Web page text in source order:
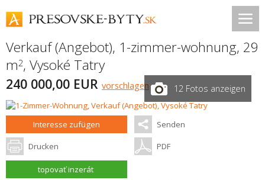
Verkauf (Angebot), 1-zimmer-wohnung, 29
m2, Vysoké Tatry
240 000,00 EUR vorschlagen 12 Fotos anzeigen
Interesse zufügen Senden
Drucken PDF
topovať inzerát